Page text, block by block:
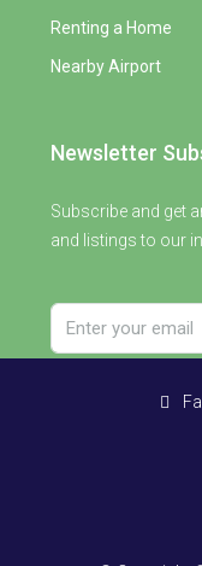
Renting a Home
Nearby Airport
Newsletter
Subscribe and get
and listings to our